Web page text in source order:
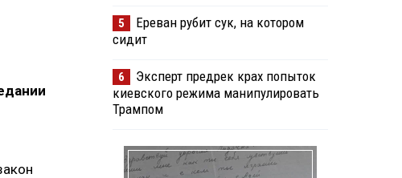
5
Ереван рубит сук, на котором
сидит
6
Эксперт предрек крах попыток
киевского режима манипулировать
Трампом